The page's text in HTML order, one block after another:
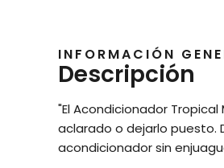
INFORMACIÓN
Descripción
"El Acondicionador
aclarado o dejarlo puesto.
acondicionador sin